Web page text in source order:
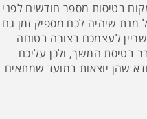
בטיסות מספר חודשים לפני
מנת שיהיה לכם מספיק זמן גם
לעצמכם בצורה בטוחה
בטיסת המשך, ולכן עליכם
שהן יוצאות במועד שמתאים